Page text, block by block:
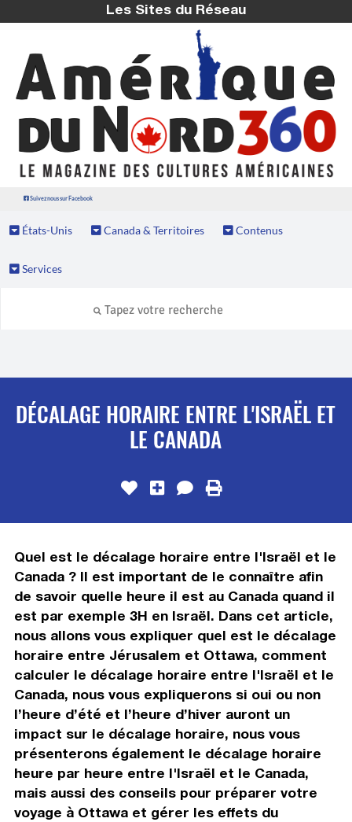
Les Sites du Réseau
Suivez nous sur Facebook
États-Unis Canada & Territoires Contenus
Services
DÉCALAGE HORAIRE ENTRE L'ISRAËL ET
LE CANADA
Quel est le décalage horaire entre l'Israël et le
Canada ? Il est important de le connaître afin
de savoir quelle heure il est au Canada quand il
est par exemple 3H en Israël. Dans cet article,
nous allons vous expliquer quel est le décalage
horaire entre Jérusalem et Ottawa, comment
calculer le décalage horaire entre l'Israël et le
Canada, nous vous expliquerons si oui ou non
l’heure d’été et l’heure d’hiver auront un
impact sur le décalage horaire, nous vous
présenterons également le décalage horaire
heure par heure entre l'Israël et le Canada,
mais aussi des conseils pour préparer votre
voyage à Ottawa et gérer les effets du